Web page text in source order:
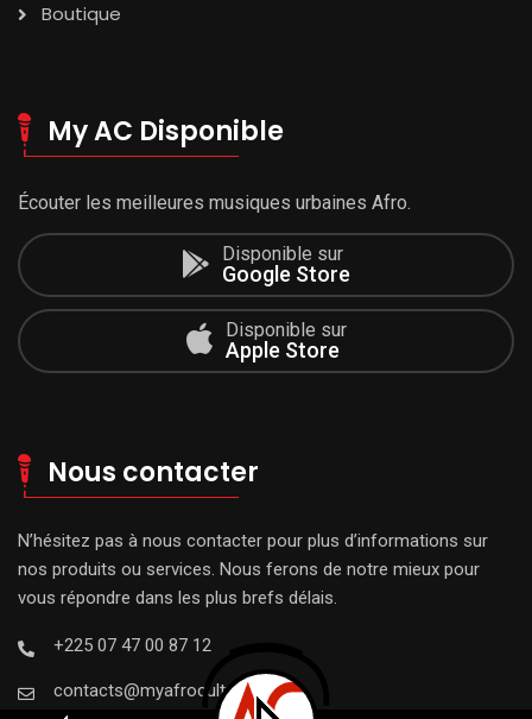
Boutique
My AC Disponible
Écouter les meilleures musiques urbaines Afro.
Disponible sur
Google Store
Disponible sur
Apple Store
Nous contacter
N’hésitez pas à nous contacter pour plus d’informations sur
nos produits ou services. Nous ferons de notre mieux pour
vous répondre dans les plus brefs délais.
+225 07 47 00 87 12
contacts@myafroculture.com